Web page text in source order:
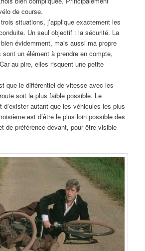
de course.
situations, j’applique exactement les
Un seul objectif : la sécurité. La
évidemment, mais aussi ma propre
un élément à prendre en compte,
au pire, elles risquent une petite
que le différentiel de vitesse avec les
soit le plus faible possible. Le
d’exister autant que les véhicules les plus
est d’être le plus loin possible des
de préférence devant, pour être visible